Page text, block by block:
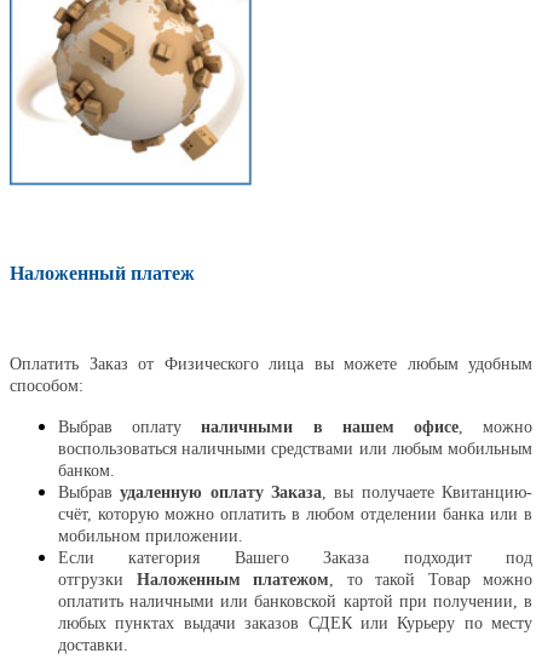
Наложенный платеж
Оплатить Заказ от Физического лица вы можете любым удобным
способом:
Выбрав оплатуналичными в нашем офисе, можно
воспользоваться наличными средствами или любым мобильным
банком.
Выбравудаленную оплату Заказа , вы получаете Квитанцию-
счёт, которую можно оплатить в любом отделении банка или в
мобильном приложении.
Если категория Вашего Заказа подходит под
отгрузки Наложенным платежом , то такой Товар можно
оплатить наличными или банковской картой при получении, в
любых пунктах выдачи заказов СДЕК или Курьеру по месту
доставки.